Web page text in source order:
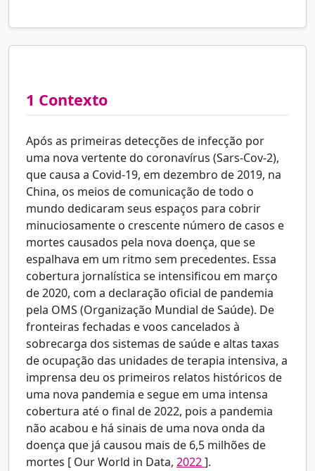
1 Contexto
Após as primeiras detecções de infecção por
uma nova vertente do coronavírus (Sars-Cov-2),
que causa a Covid-19, em dezembro de 2019, na
China, os meios de comunicação de todo o
mundo dedicaram seus espaços para cobrir
minuciosamente o crescente número de casos e
mortes causados pela nova doença, que se
espalhava em um ritmo sem precedentes. Essa
cobertura jornalística se intensificou em março
de 2020, com a declaração oficial de pandemia
pela OMS (Organização Mundial de Saúde). De
fronteiras fechadas e voos cancelados à
sobrecarga dos sistemas de saúde e altas taxas
de ocupação das unidades de terapia intensiva, a
imprensa deu os primeiros relatos históricos de
uma nova pandemia e segue em uma intensa
cobertura até o final de 2022, pois a pandemia
não acabou e há sinais de uma nova onda da
doença que já causou mais de 6,5 milhões de
mortes [ Our World in Data, 2022].